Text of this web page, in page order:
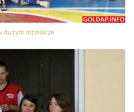
dużym rozmiarze